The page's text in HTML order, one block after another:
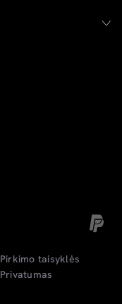
Pirkimo taisyklės
Privatumas